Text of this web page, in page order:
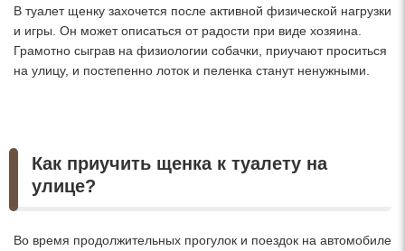
В туалет щенку захочется после активной физической нагрузки
и игры. Он может описаться от радости при виде хозяина.
Грамотно сыграв на физиологии собачки, приучают проситься
на улицу, и постепенно лоток и пеленка станут ненужными.
Как приучить щенка к туалету на
улице?
Во время продолжительных прогулок и поездок на автомобиле